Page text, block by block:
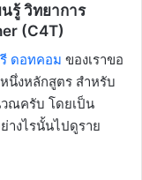
รู้ วิทยาการ
(C4T)
ดอทคอม ของเราขอ
นึ่งหลักสูตร สำหรับ
ณครับ โดยเป็น
างไรนั้นไปดูราย